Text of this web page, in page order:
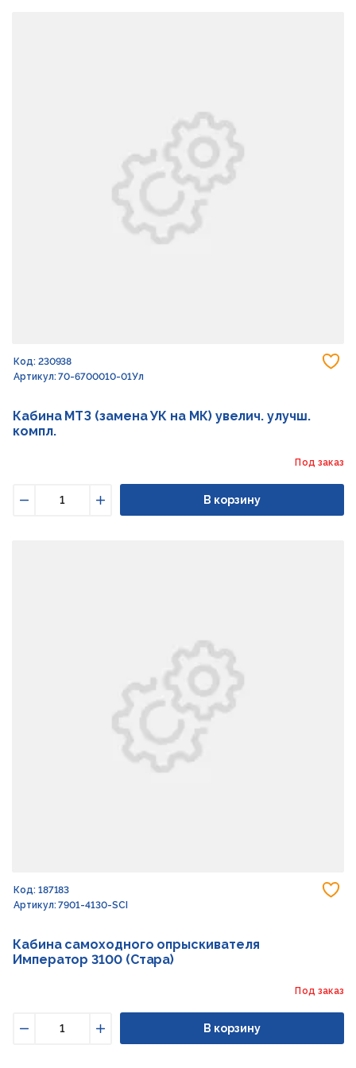
Код: 230938
Артикул: 70-6700010-01Ул
Кабина МТЗ (замена УК на МК) увелич. улучш.
компл.
Под заказ
Увеличить
В корзину
Код: 187183
Артикул: 7901-4130-SCI
Кабина самоходного опрыскивателя
Император 3100 (Стара)
Под заказ
Увеличить
В корзину